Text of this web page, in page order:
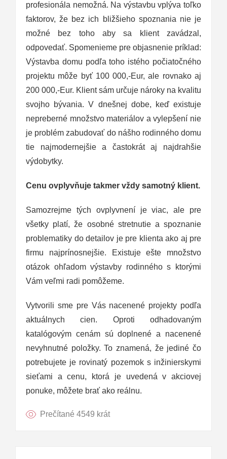
profesionála nemožná. Na výstavbu vplýva toľko
faktorov, že bez ich bližšieho spoznania nie je
možné bez toho aby sa klient zavádzal,
odpovedať. Spomenieme pre objasnenie príklad:
Výstavba domu podľa toho istého počiatočného
projektu môže byť 100 000,-Eur, ale rovnako aj
200 000,-Eur. Klient sám určuje nároky na kvalitu
svojho bývania. V dnešnej dobe, keď existuje
nepreberné množstvo materiálov a vylepšení nie
je problém zabudovať do nášho rodinného domu
tie najmodernejšie a častokrát aj najdrahšie
výdobytky.
Cenu ovplyvňuje takmer vždy samotný klient.
Samozrejme tých ovplyvnení je viac, ale pre
všetky platí, že osobné stretnutie a spoznanie
problematiky do detailov je pre klienta ako aj pre
firmu najprínosnejšie. Existuje ešte množstvo
otázok ohľadom výstavby rodinného s ktorými
Vám veľmi radi pomôžeme.
Vytvorili sme pre Vás nacenené projekty podľa
aktuálnych cien. Oproti odhadovaným
katalógovým cenám sú doplnené a nacenené
nevyhnutné položky. To znamená, že jediné čo
potrebujete je rovinatý pozemok s inžinierskymi
sieťami a cenu, ktorá je uvedená v akciovej
ponuke, môžete brať ako reálnu.
Prečítané 4549 krát